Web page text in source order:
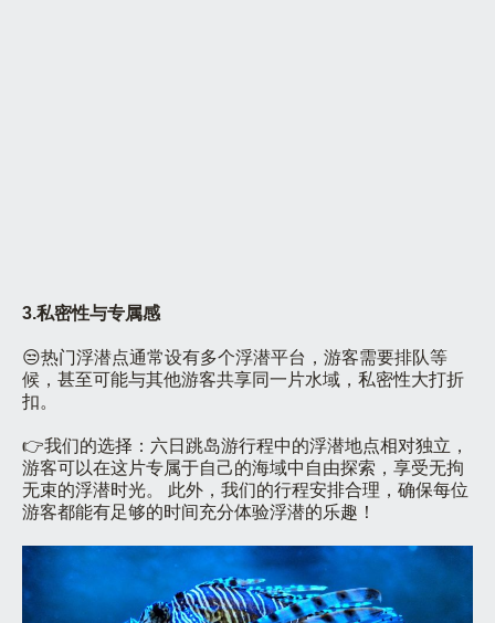
3.私密性与专属感
😒热门浮潜点通常设有多个浮潜平台，游客需要排队等
候，甚至可能与其他游客共享同一片水域，私密性大打折
扣。
👉我们的选择：六日跳岛游行程中的浮潜地点相对独立，
游客可以在这片专属于自己的海域中自由探索，享受无拘
无束的浮潜时光。 此外，我们的行程安排合理，确保每位
游客都能有足够的时间充分体验浮潜的乐趣！